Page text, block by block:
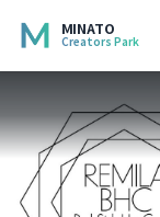
MINATO
Creators Park